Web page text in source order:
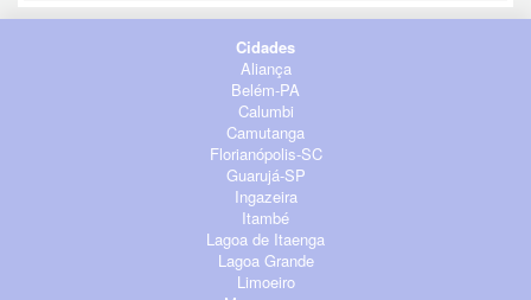
Cidades
Aliança
Belém-PA
Calumbi
Camutanga
Florianópolis-SC
Guarujá-SP
Ingazeira
Itambé
Lagoa de Itaenga
Lagoa Grande
Limoeiro